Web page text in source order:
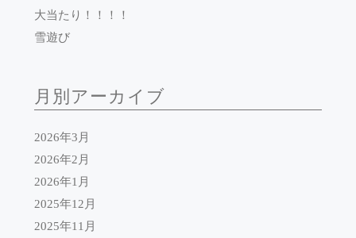
大当たり！！！！
雪遊び
月別アーカイブ
2026年3月
2026年2月
2026年1月
2025年12月
2025年11月